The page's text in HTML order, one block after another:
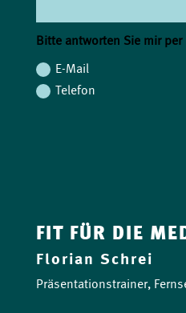
Bitte antworten Sie mir per
E-Mail
Telefon
FIT FÜR DIE
Florian Schrei
Präsentationstrainer,